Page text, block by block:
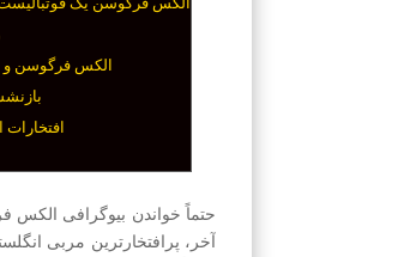
الکس فرگوسن و
حتماً خواندن بیوگرافی الکس
آخر، پرافتخارترین مربی انگلستان